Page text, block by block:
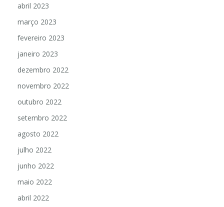
abril 2023
março 2023
fevereiro 2023
janeiro 2023
dezembro 2022
novembro 2022
outubro 2022
setembro 2022
agosto 2022
julho 2022
junho 2022
maio 2022
abril 2022